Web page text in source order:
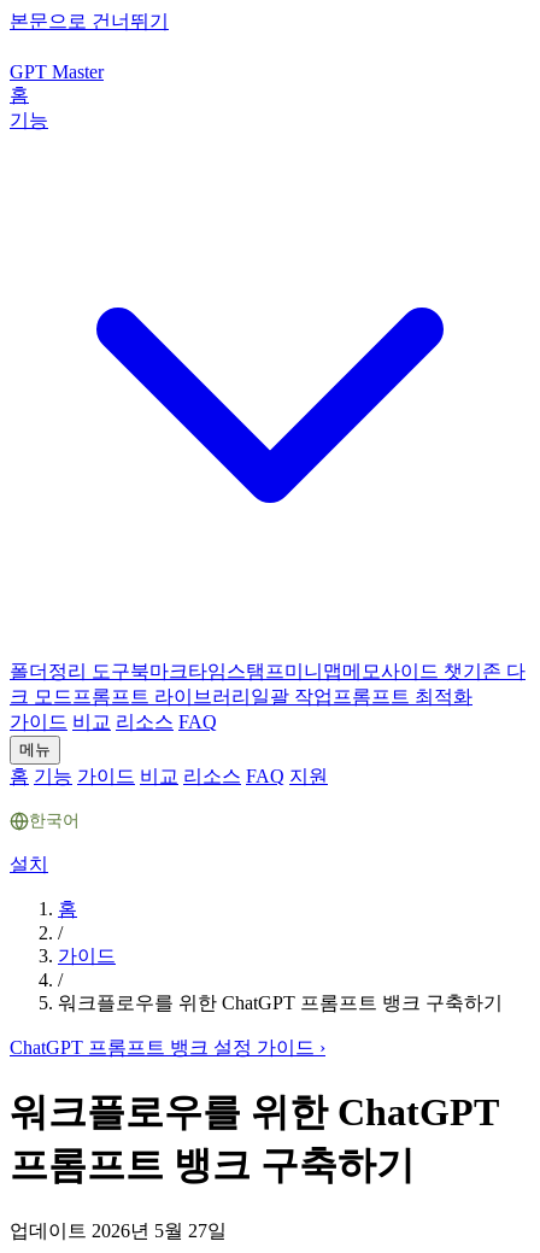
본문으로 건너뛰기
GPT Master
홈
기능
폴더 정리 도구북마크타임스탬프미니맵메모사이드 챗기존 다
크 모드 프롬프트 라이브러리 일괄 작업 프롬프트 최적화
가이드 비교 리소스 FAQ
메뉴
홈 기능 가이드 비교 리소스 FAQ 지원
한국어
설치
홈
/
가이드
/
워크플로우를 위한 ChatGPT 프롬프트 뱅크 구축하기
ChatGPT 프롬프트 뱅크 설정 가이드 ›
워크플로우를 위한 ChatGPT
프롬프트 뱅크 구축하기
업데이트 2026년 5월 27일